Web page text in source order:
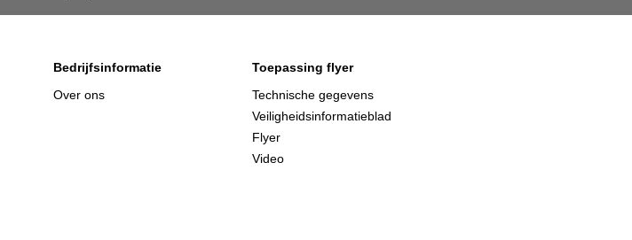
Bedrijfsinformatie
Over ons
Toepassing flyer
Technische gegevens
Veiligheidsinformatieblad
Flyer
Video